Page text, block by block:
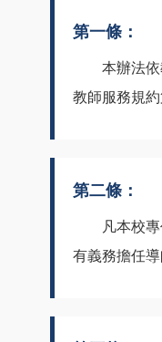
第一條：
本辦法
教師服務規約
第二條：
凡本校
有義務擔任導